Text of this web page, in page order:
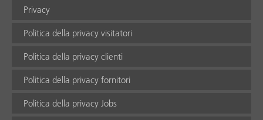
Privacy
Politica della privacy visitatori
Politica della privacy clienti
Politica della privacy fornitori
Politica della privacy Jobs